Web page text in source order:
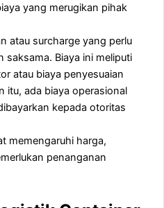
yang merugikan pihak
atau surcharge yang perlu
saksama. Biaya ini meliputi
atau biaya penyesuaian
itu, ada biaya operasional
kepada otoritas
memengaruhi harga,
penanganan